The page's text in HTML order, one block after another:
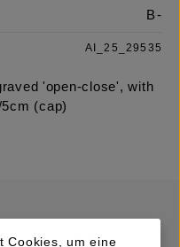
B-
AI_25_29535
'open-close', with
(cap)
Cookies, um eine